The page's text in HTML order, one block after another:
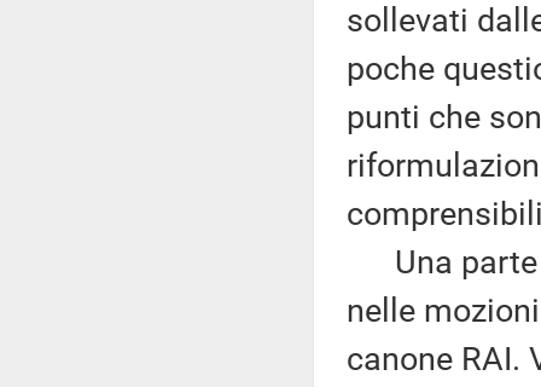
sollevati
poche
punti che
Una parte
nelle
canone RAI.